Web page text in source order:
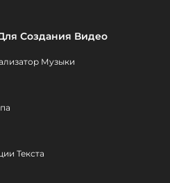
Создания Видео
Музыки
Текста